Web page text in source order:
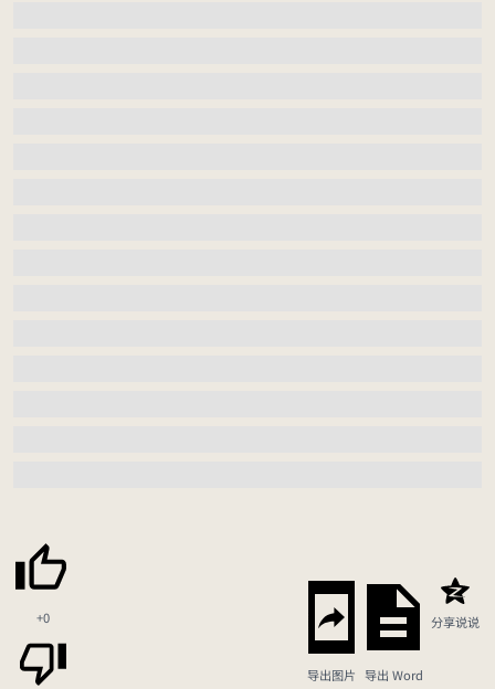
+0
导出图片 导出 Word
分享说说